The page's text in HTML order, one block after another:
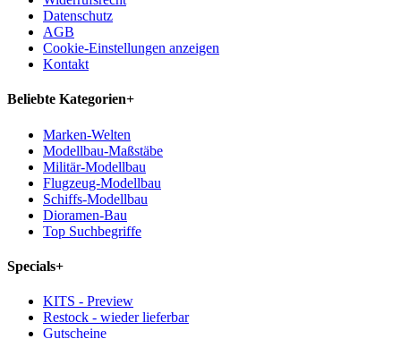
Datenschutz
AGB
Cookie-Einstellungen anzeigen
Kontakt
Beliebte Kategorien+
Marken-Welten
Modellbau-Maßstäbe
Militär-Modellbau
Flugzeug-Modellbau
Schiffs-Modellbau
Dioramen-Bau
Top Suchbegriffe
Specials+
KITS - Preview
Restock - wieder lieferbar
Gutscheine